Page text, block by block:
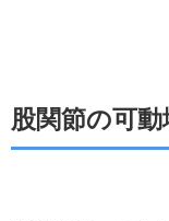
股関節の可